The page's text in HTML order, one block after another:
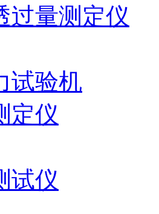
过量测定仪
试验机
定仪
试仪